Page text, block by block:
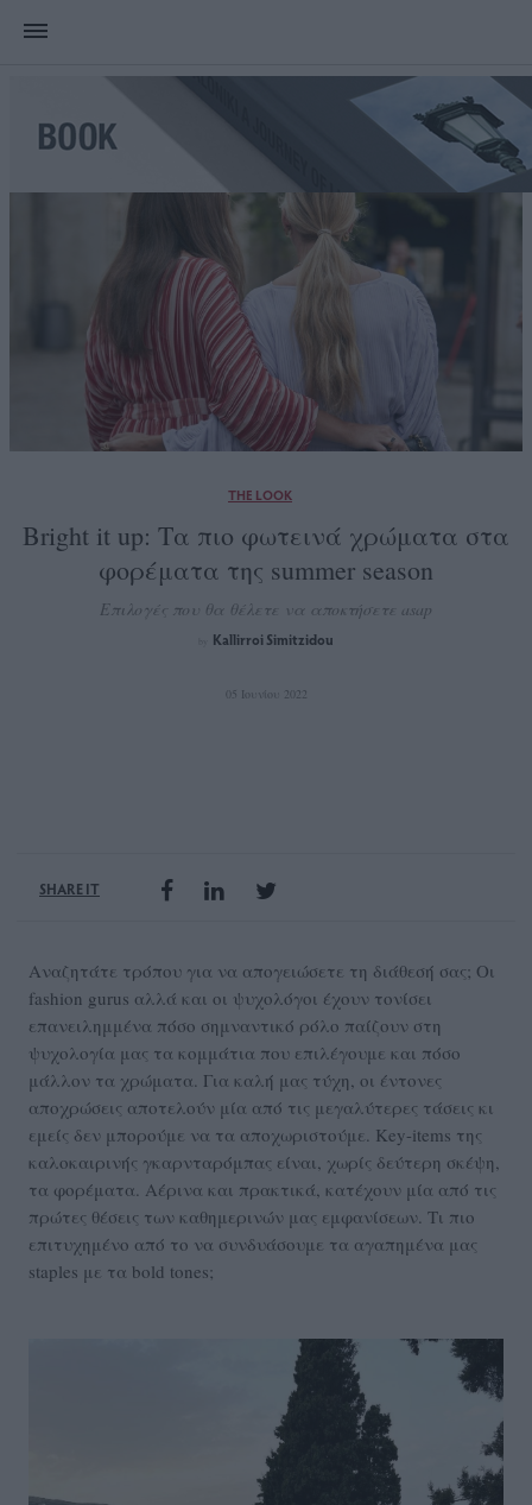
THE LOOK
Bright it up: Τα πιο φωτεινά χρώματα στα
φορέματα της summer season
Επιλογές που θα θέλετε να αποκτήσετε asap
Kallirroi Simitzidou
05 Ιουνίου 2022
SHARE IT
Αναζητάτε τρόπου για να απογειώσετε τη διάθεσή σας; Οι
fashion gurus αλλά και οι ψυχολόγοι έχουν τονίσει
επανειλημμένα πόσο σημναντικό ρόλο παίζουν στη
ψυχολογία μας τα κομμάτια που επιλέγουμε και πόσο
μάλλον τα χρώματα. Για καλή μας τύχη, οι έντονες
αποχρώσεις αποτελούν μία από τις μεγαλύτερες τάσεις κι
εμείς δεν μπορούμε να τα αποχωριστούμε. Key-items της
καλοκαιρινής γκαρνταρόμπας είναι, χωρίς δεύτερη σκέψη,
τα φορέματα. Αέρινα και πρακτικά, κατέχουν μία από τις
πρώτες θέσεις των καθημερινών μας εμφανίσεων. Τι πιο
επιτυχημένο από το να συνδυάσουμε τα αγαπημένα μας
staples με τα bold tones;